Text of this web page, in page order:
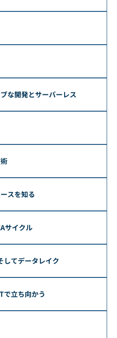
な開発とサーバーレス
スを知る
サイクル
してデータレイク
で立ち向かう